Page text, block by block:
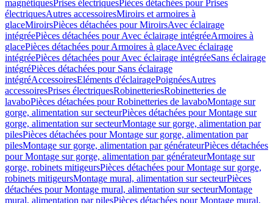
magnétiquesPrises électriquesPièces détachées pour Prises
électriquesAutres accessoiresMiroirs et armoires à
glaceMiroirsPièces détachées pour MiroirsAvec éclairage
intégréePièces détachées pour Avec éclairage intégréeArmoires à
glacePièces détachées pour Armoires à glaceAvec éclairage
intégréePièces détachées pour Avec éclairage intégréeSans éclairage
intégréPièces détachées pour Sans éclairage
intégréAccessoiresEléments d'éclairagePoignéesAutres
accessoiresPrises électriquesRobinetteriesRobinetteries de
lavaboPièces détachées pour Robinetteries de lavaboMontage sur
gorge, alimentation sur secteurPièces détachées pour Montage sur
gorge, alimentation sur secteurMontage sur gorge, alimentation par
pilesPièces détachées pour Montage sur gorge, alimentation par
pilesMontage sur gorge, alimentation par générateurPièces détachées
pour Montage sur gorge, alimentation par générateurMontage sur
gorge, robinets mitigeursPièces détachées pour Montage sur gorge,
robinets mitigeursMontage mural, alimentation sur secteurPièces
détachées pour Montage mural, alimentation sur secteurMontage
mural, alimentation par pilesPièces détachées pour Montage mural,